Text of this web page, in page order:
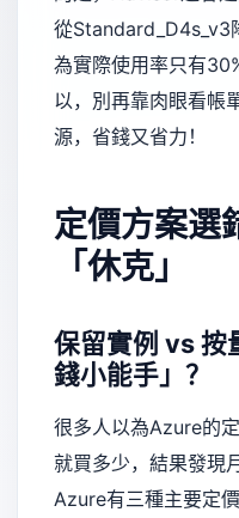
從Standard_D4s_v3
為實際使用率只有
以，別再靠肉眼看帳
源，省錢又省力！
定價方案選
「休克」
保留實例 vs 按
錢小能手」？
很多人以為Azure的
就買多少，結果發現
Azure有三種主要定